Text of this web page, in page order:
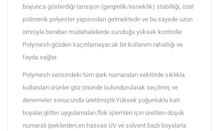
boyunca gösterdiği tansiyon (gerginlik/esneklik) stabilliği, özel
polimerik polyester yapısından gelmektedir ve bu sayede uzun
ömrüyle beraber müdahalelerde sunduğu yüksek kontrolle
Polymesh gözden kaçırılamayacak bir kullanım rahatlığı ve
fayda sağlar.
Polymesh serisindeki tüm ipek numaraları sektörde sıklıkla
kullanılan ürünler göz önünde bulundurularak seçilmiş ve
denemeler sonucunda üretilmiştir.Yüksek yoğunluklu katı
boyalar,glitter uygulamaları,flok işlemleri için üretilen düşük
numaralı ipeklerden,en hassas UV ve solvent bazlı boyalarla